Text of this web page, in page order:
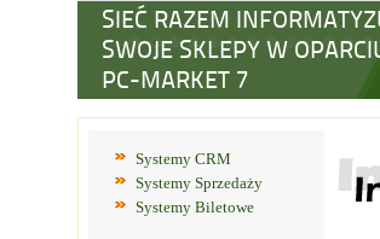
SIEĆ RAZEM
SWOJE SKLEPY W
PC-MARKET 7
Systemy CRM
Systemy Sprzedaży
Systemy Biletowe